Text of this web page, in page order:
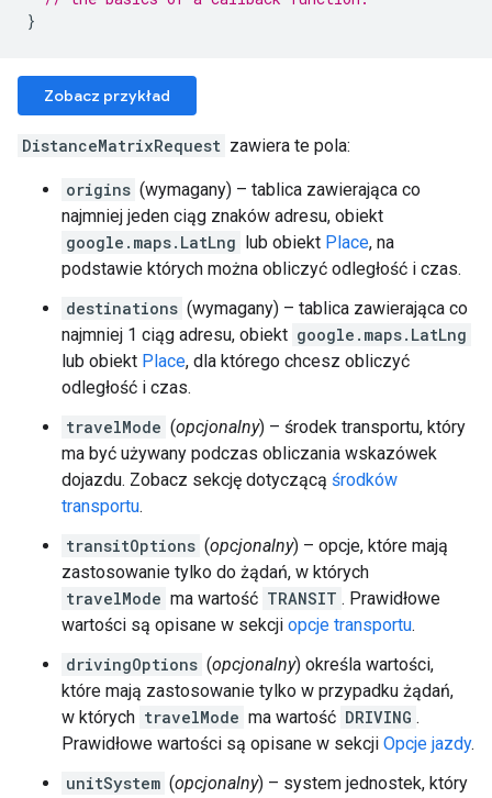
}
Zobacz przykład
DistanceMatrixRequest zawiera te pola:
origins (wymagany) – tablica zawierająca co
najmniej jeden ciąg znaków adresu, obiekt
google.maps.LatLng
lub obiekt Place, na
podstawie których można obliczyć odległość i czas.
destinations (wymagany) – tablica zawierająca co
najmniej 1 ciąg adresu, obiekt google.maps.LatLng
lub obiekt Place, dla którego chcesz obliczyć
odległość i czas.
travelMode (opcjonalny) – środek transportu, który
ma być używany podczas obliczania wskazówek
dojazdu. Zobacz sekcję dotyczącą środków
transportu.
transitOptions (opcjonalny) – opcje, które mają
zastosowanie tylko do żądań, w których
travelMode ma wartość TRANSIT . Prawidłowe
wartości są opisane w sekcji opcje transportu.
drivingOptions (opcjonalny) określa wartości,
które mają zastosowanie tylko w przypadku żądań,
w których travelMode ma wartość DRIVING .
Prawidłowe wartości są opisane w sekcji Opcje jazdy.
unitSystem (opcjonalny) – system jednostek, który